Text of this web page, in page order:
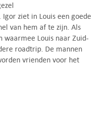
ziet in Louis een goede
van hem af te zijn. Als
waarmee Louis naar Zuid-
roadtrip. De mannen
vrienden voor het